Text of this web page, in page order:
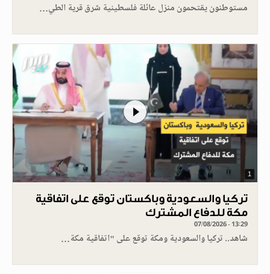
مستوطنون يقتحمون منزل عائلة فلسطينية شرق قرية الطي…
1
تركيا والسعودية وباكستان توقع على اتفاقية
مكة للدفاع المشترك
07/08/2026 - 13:29
شاهد.. تركيا والسعودية ومكة توقع على "اتفاقية مكة…